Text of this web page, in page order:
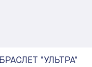
БРАСЛЕТ "УЛЬТРА"